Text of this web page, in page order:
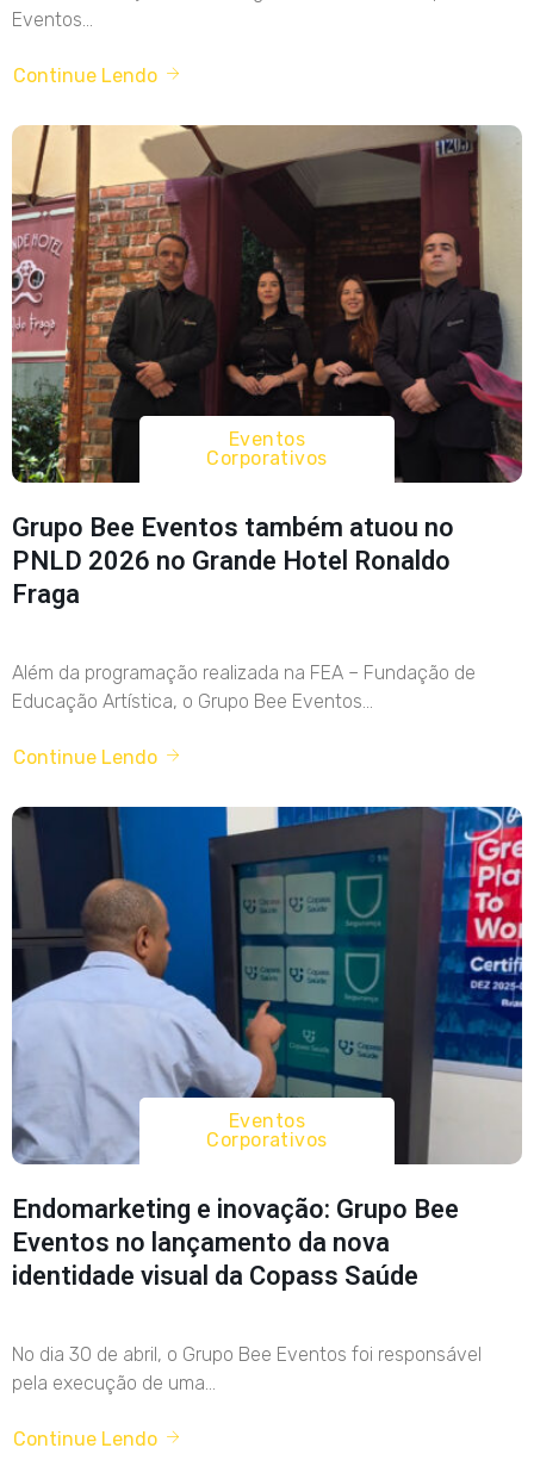
Eventos...
Continue Lendo
Eventos
Corporativos
Grupo Bee Eventos também atuou no
PNLD 2026 no Grande Hotel Ronaldo
Fraga
Além da programação realizada na FEA – Fundação de
Educação Artística, o Grupo Bee Eventos...
Continue Lendo
Eventos
Corporativos
Endomarketing e inovação: Grupo Bee
Eventos no lançamento da nova
identidade visual da Copass Saúde
No dia 30 de abril, o Grupo Bee Eventos foi responsável
pela execução de uma...
Continue Lendo